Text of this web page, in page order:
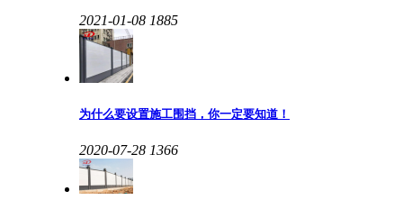
2021-01-08 1885
为什么要设置施工围挡，你一定要知道！
2020-07-28 1366